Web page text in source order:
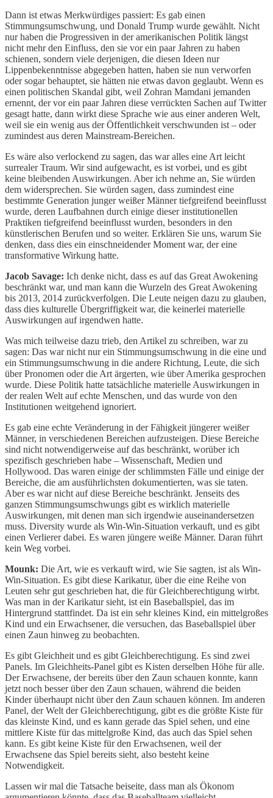
Dann ist etwas Merkwürdiges passiert: Es gab einen
Stimmungsumschwung, und Donald Trump wurde gewählt. Nicht
nur haben die Progressiven in der amerikanischen Politik längst
nicht mehr den Einfluss, den sie vor ein paar Jahren zu haben
schienen, sondern viele derjenigen, die diesen Ideen nur
Lippenbekenntnisse abgegeben hatten, haben sie nun verworfen
oder sogar behauptet, sie hätten nie etwas davon geglaubt. Wenn es
einen politischen Skandal gibt, weil Zohran Mamdani jemanden
ernennt, der vor ein paar Jahren diese verrückten Sachen auf Twitter
gesagt hatte, dann wirkt diese Sprache wie aus einer anderen Welt,
weil sie ein wenig aus der Öffentlichkeit verschwunden ist – oder
zumindest aus deren Mainstream-Bereichen.
Es wäre also verlockend zu sagen, das war alles eine Art leicht
surrealer Traum. Wir sind aufgewacht, es ist vorbei, und es gibt
keine bleibenden Auswirkungen. Aber ich nehme an, Sie würden
dem widersprechen. Sie würden sagen, dass zumindest eine
bestimmte Generation junger weißer Männer tiefgreifend beeinflusst
wurde, deren Laufbahnen durch einige dieser institutionellen
Praktiken tiefgreifend beeinflusst wurden, besonders in den
künstlerischen Berufen und so weiter. Erklären Sie uns, warum Sie
denken, dass dies ein einschneidender Moment war, der eine
transformative Wirkung hatte.
Jacob Savage: Ich denke nicht, dass es auf das Great Awokening
beschränkt war, und man kann die Wurzeln des Great Awokening
bis 2013, 2014 zurückverfolgen. Die Leute neigen dazu zu glauben,
dass dies kulturelle Übergriffigkeit war, die keinerlei materielle
Auswirkungen auf irgendwen hatte.
Was mich teilweise dazu trieb, den Artikel zu schreiben, war zu
sagen: Das war nicht nur ein Stimmungsumschwung in die eine und
ein Stimmungsumschwung in die andere Richtung, Leute, die sich
über Pronomen oder die Art ärgerten, wie über Amerika gesprochen
wurde. Diese Politik hatte tatsächliche materielle Auswirkungen in
der realen Welt auf echte Menschen, und das wurde von den
Institutionen weitgehend ignoriert.
Es gab eine echte Veränderung in der Fähigkeit jüngerer weißer
Männer, in verschiedenen Bereichen aufzusteigen. Diese Bereiche
sind nicht notwendigerweise auf das beschränkt, worüber ich
spezifisch geschrieben habe – Wissenschaft, Medien und
Hollywood. Das waren einige der schlimmsten Fälle und einige der
Bereiche, die am ausführlichsten dokumentierten, was sie taten.
Aber es war nicht auf diese Bereiche beschränkt. Jenseits des
ganzen Stimmungsumschwungs gibt es wirklich materielle
Auswirkungen, mit denen man sich irgendwie auseinandersetzen
muss. Diversity wurde als Win-Win-Situation verkauft, und es gibt
einen Verlierer dabei. Es waren jüngere weiße Männer. Daran führt
kein Weg vorbei.
Mounk: Die Art, wie es verkauft wird, wie Sie sagten, ist als Win-
Win-Situation. Es gibt diese Karikatur, über die eine Reihe von
Leuten sehr gut geschrieben hat, die für Gleichberechtigung wirbt.
Was man in der Karikatur sieht, ist ein Baseballspiel, das im
Hintergrund stattfindet. Da ist ein sehr kleines Kind, ein mittelgroßes
Kind und ein Erwachsener, die versuchen, das Baseballspiel über
einen Zaun hinweg zu beobachten.
Es gibt Gleichheit und es gibt Gleichberechtigung. Es sind zwei
Panels. Im Gleichheits-Panel gibt es Kisten derselben Höhe für alle.
Der Erwachsene, der bereits über den Zaun schauen konnte, kann
jetzt noch besser über den Zaun schauen, während die beiden
Kinder überhaupt nicht über den Zaun schauen können. Im anderen
Panel, der Welt der Gleichberechtigung, gibt es die größte Kiste für
das kleinste Kind, und es kann gerade das Spiel sehen, und eine
mittlere Kiste für das mittelgroße Kind, das auch das Spiel sehen
kann. Es gibt keine Kiste für den Erwachsenen, weil der
Erwachsene das Spiel bereits sieht, also besteht keine
Notwendigkeit.
Lassen wir mal die Tatsache beiseite, dass man als Ökonom